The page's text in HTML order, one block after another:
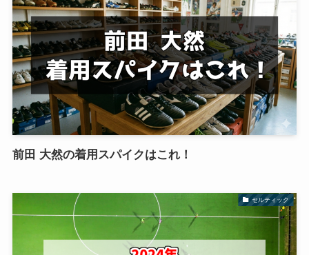
前田 大然の着用スパイクはこれ！
セルティック